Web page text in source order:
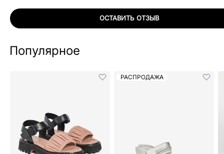
ОСТАВИТЬ ОТЗЫВ
Популярное
РАСПРОДАЖА